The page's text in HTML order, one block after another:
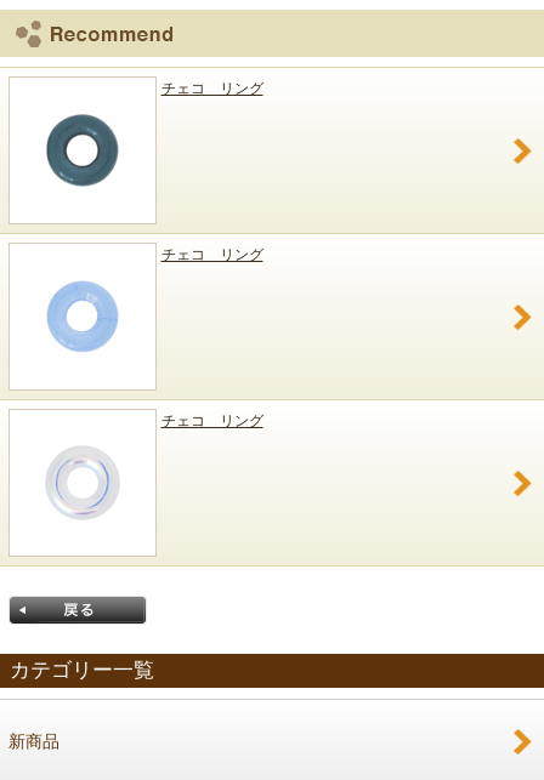
チェコ リング
チェコ リング
チェコ リング
カテゴリー一覧
新商品